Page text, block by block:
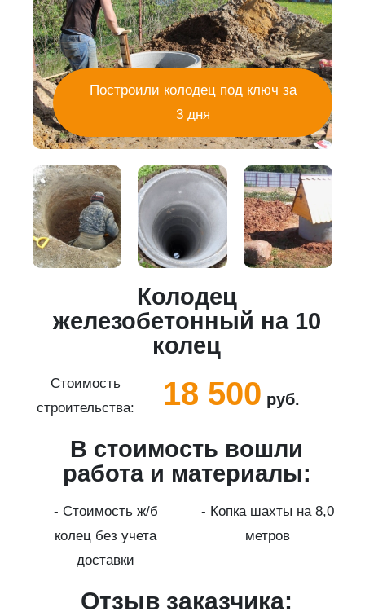
Построили колодец под ключ за
3 дня
Колодец
железобетонный на 10
колец
Стоимость
строительства:
18 500 руб.
В стоимость вошли
работа и материалы:
- Стоимость ж/б
колец без учета
доставки
- Копка шахты на 8,0
метров
Отзыв заказчика: